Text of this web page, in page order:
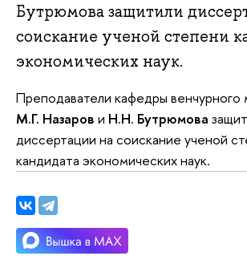
Бутрюмова защитили
соискание ученой степени
экономических наук.
Преподаватели кафедры
М.Г. Назаров и Н.Н. Бутрюмова
диссертации на соискание ученой
кандидата экономических наук.